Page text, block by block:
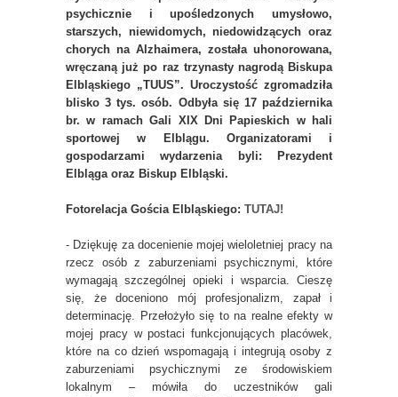
psychicznie i upośledzonych umysłowo,
starszych, niewidomych, niedowidzących oraz
chorych na Alzhaimera, została uhonorowana,
wręczaną już po raz trzynasty nagrodą Biskupa
Elbląskiego „TUUS”. Uroczystość zgromadziła
blisko 3 tys. osób. Odbyła się 17 października
br. w ramach Gali XIX Dni Papieskich w hali
sportowej w Elblągu. Organizatorami i
gospodarzami wydarzenia byli: Prezydent
Elbląga oraz Biskup Elbląski.
Fotorelacja Gościa Elbląskiego: TUTAJ!
- Dziękuję za docenienie mojej wieloletniej pracy na
rzecz osób z zaburzeniami psychicznymi, które
wymagają szczególnej opieki i wsparcia. Cieszę
się, że doceniono mój profesjonalizm, zapał i
determinację. Przełożyło się to na realne efekty w
mojej pracy w postaci funkcjonujących placówek,
które na co dzień wspomagają i integrują osoby z
zaburzeniami psychicznymi ze środowiskiem
lokalnym – mówiła do uczestników gali